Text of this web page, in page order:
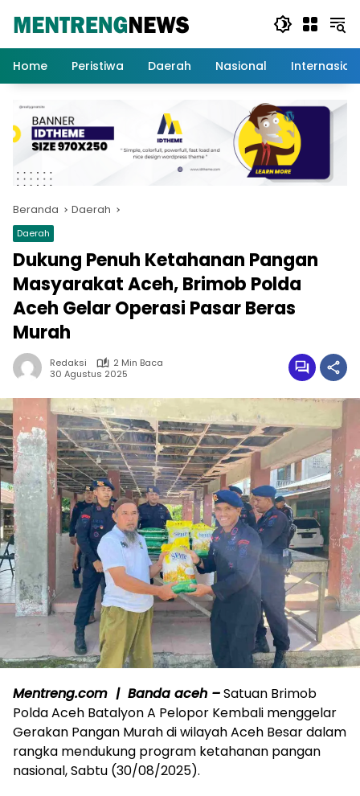
Home
Peristiwa Daerah Nasional
Beranda Daerah
Daerah
Dukung Penuh Ketahanan Pangan
Masyarakat Aceh, Brimob Polda
Aceh Gelar Operasi Pasar Beras
Murah
Redaksi
2 Min Baca
30 Agustus 2025
Mentreng.com | Banda aceh –Satuan Brimob
Polda Aceh Batalyon A Pelopor Kembali menggelar
Gerakan Pangan Murah di wilayah Aceh Besar dalam
rangka mendukung program ketahanan pangan
nasional, Sabtu (30/08/2025).